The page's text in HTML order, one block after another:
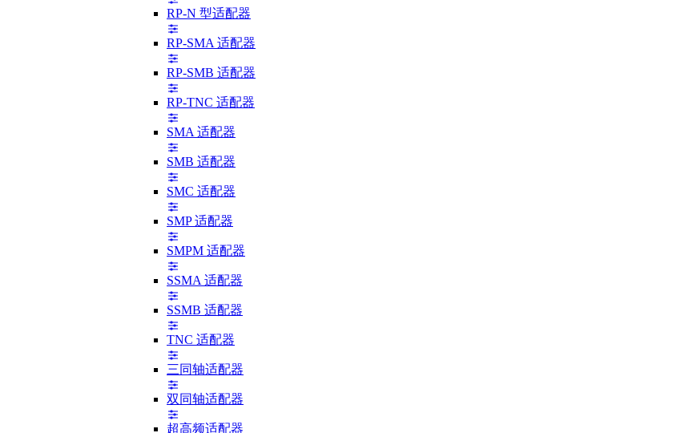
RP-N 型适配器
RP-SMA 适配器
RP-SMB 适配器
RP-TNC 适配器
SMA 适配器
SMB 适配器
SMC 适配器
SMP 适配器
SMPM 适配器
SSMA 适配器
SSMB 适配器
TNC 适配器
三同轴适配器
双同轴适配器
超高频适配器